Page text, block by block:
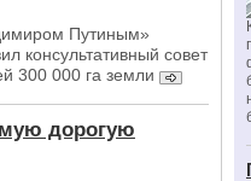
Путиным»
консультативный совет
300 000 га земли
дорогую